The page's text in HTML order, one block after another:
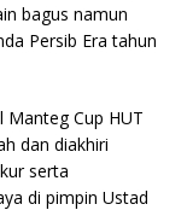
bagus namun
Persib Era tahun
Manteg Cup HUT
dan diakhiri
serta
di pimpin Ustad